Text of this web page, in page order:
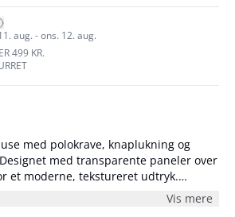
aug. - ons. 12. aug.
499 KR.
med polokrave, knaplukning og
med transparente paneler over
et moderne, tekstureret udtryk.
høj og er iført en størrelse S/36.Vis mere